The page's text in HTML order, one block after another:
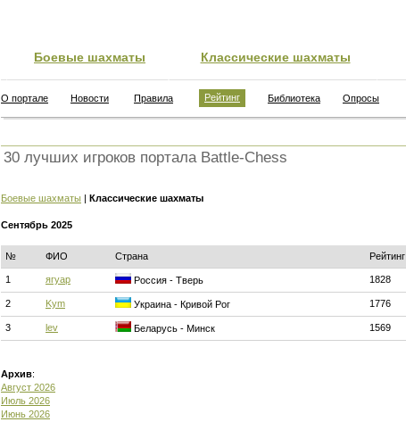
Боевые шахматы Классические шахматы
О портале Новости Правила Рейтинг Библиотека Опросы
30 лучших игроков портала Battle-Chess
Боевые шахматы | Классические шахматы
Сентябрь 2025
№ ФИО Страна Рейтинг
1 ягуар Россия - Тверь 1828
2 Kym Украина - Кривой Рог 1776
3 lev Беларусь - Минск 1569
Архив:
Август 2026
Июль 2026
Июнь 2026